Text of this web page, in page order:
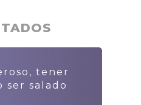
tener
ser salado